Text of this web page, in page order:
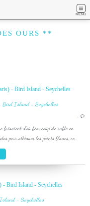
MENU
OURS **
- Bird Island - Seychelles
…
brisaient d'où beaucoup de sable en
pour atténuer les points blancs, ce...
- Bird Island - Seychelles